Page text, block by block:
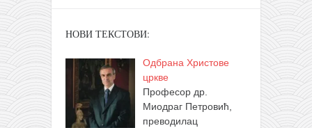
НОВИ ТЕКСТОВИ:
Одбрана Христове
цркве
Професор др.
Миодраг Петровић,
преводилац